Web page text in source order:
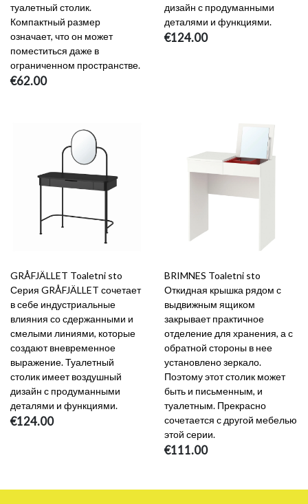
туалетный столик.
Компактный размер
означает, что он может
поместиться даже в
ограниченном пространстве.
€62.00
дизайн с продуманными
деталями и функциями.
€124.00
GRÅFJÄLLET Toaletni sto
Серия GRÅFJÄLLET сочетает
в себе индустриальные
влияния со сдержанными и
смелыми линиями, которые
создают вневременное
выражение. Туалетный
столик имеет воздушный
дизайн с продуманными
деталями и функциями.
€124.00
BRIMNES Toaletni sto
Откидная крышка рядом с
выдвижным ящиком
закрывает практичное
отделение для хранения, а с
обратной стороны в нее
установлено зеркало.
Поэтому этот столик может
быть и письменным, и
туалетным. Прекрасно
сочетается с другой мебелью
этой серии.
€111.00